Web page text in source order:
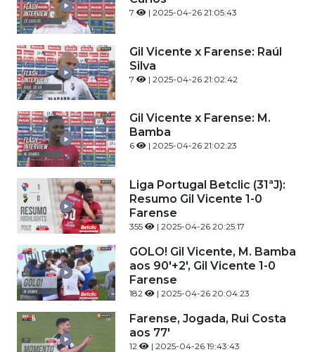
7 | 2025-04-26 21:05:43
Gil Vicente x Farense: Raúl
Silva
7 | 2025-04-26 21:02:42
Gil Vicente x Farense: M.
Bamba
6 | 2025-04-26 21:02:23
Liga Portugal Betclic (31ªJ):
Resumo Gil Vicente 1-0
Farense
355 | 2025-04-26 20:25:17
GOLO! Gil Vicente, M. Bamba
aos 90'+2', Gil Vicente 1-0
Farense
182 | 2025-04-26 20:04:23
Farense, Jogada, Rui Costa
aos 77'
12 | 2025-04-26 19:43:43